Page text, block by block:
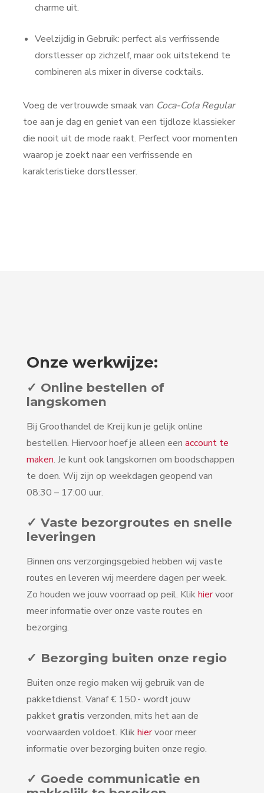
charme uit.
Veelzijdig in Gebruik: perfect als verfrissende
dorstlesser op zichzelf, maar ook uitstekend te
combineren als mixer in diverse cocktails.
Voeg de vertrouwde smaak van Coca-Cola Regular
toe aan je dag en geniet van een tijdloze klassieker
die nooit uit de mode raakt. Perfect voor momenten
waarop je zoekt naar een verfrissende en
karakteristieke dorstlesser.
Onze werkwijze:
✓ Online bestellen of
langskomen
Bij Groothandel de Kreij kun je gelijk online
bestellen. Hiervoor hoef je alleen een account te
maken. Je kunt ook langskomen om boodschappen
te doen. Wij zijn op weekdagen geopend van
08:30 – 17:00 uur.
✓ Vaste bezorgroutes en snelle
leveringen
Binnen ons verzorgingsgebied hebben wij vaste
routes en leveren wij meerdere dagen per week.
Zo houden we jouw voorraad op peil. Klikhiervoor
meer informatie over onze vaste routes en
bezorging.
✓ Bezorging buiten onze regio
Buiten onze regio maken wij gebruik van de
pakketdienst. Vanaf € 150.- wordt jouw
pakket gratis verzonden, mits het aan de
voorwaarden voldoet. Klikhiervoor meer
informatie over bezorging buiten onze regio.
✓ Goede communicatie en